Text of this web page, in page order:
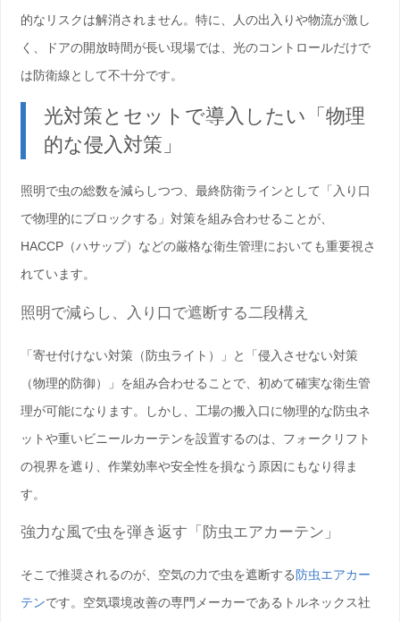
的なリスクは解消されません。特に、人の出入りや物流が激し
く、
ドアの開放時間が長い現場では、光のコントロールだけで
は防衛線として不十分です。
光対策とセットで導入したい「物理
的な侵入対策」
照明で虫の総数を減らしつつ、最終防衛ラインとして「入り口
で物理的にブロックする」対策を組み合わせることが、
HACCP（ハサップ）などの厳格な衛生管理においても重要視さ
れています。
照明で減らし、入り口で遮断する二段構え
「寄せ付けない対策（防虫ライト）」と「侵入させない対策
（物理的防御）」を組み合わせることで、初めて確実な衛生管
理が可能になります。しかし、工場の搬入口に物理的な防虫ネ
ットや重いビニールカーテンを設置するのは、フォークリフト
の視界を遮り、作業効率や安全性を損なう原因にもなり得ま
す。
強力な風で虫を弾き返す「防虫エアカーテン」
そこで推奨されるのが、空気の力で虫を遮断する防虫エアカー
テンです。空気環境改善の専門メーカーである トルネックス社